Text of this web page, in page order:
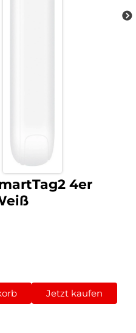
4er
Jetzt kaufen